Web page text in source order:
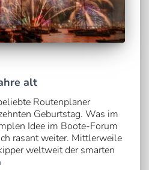
alt
Routenplaner
Geburtstag. Was im
Idee im Boote-Forum
rasant weiter. Mittlerweile
weltweit der smarten